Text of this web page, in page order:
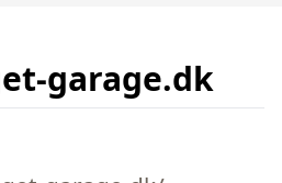
garage.dk